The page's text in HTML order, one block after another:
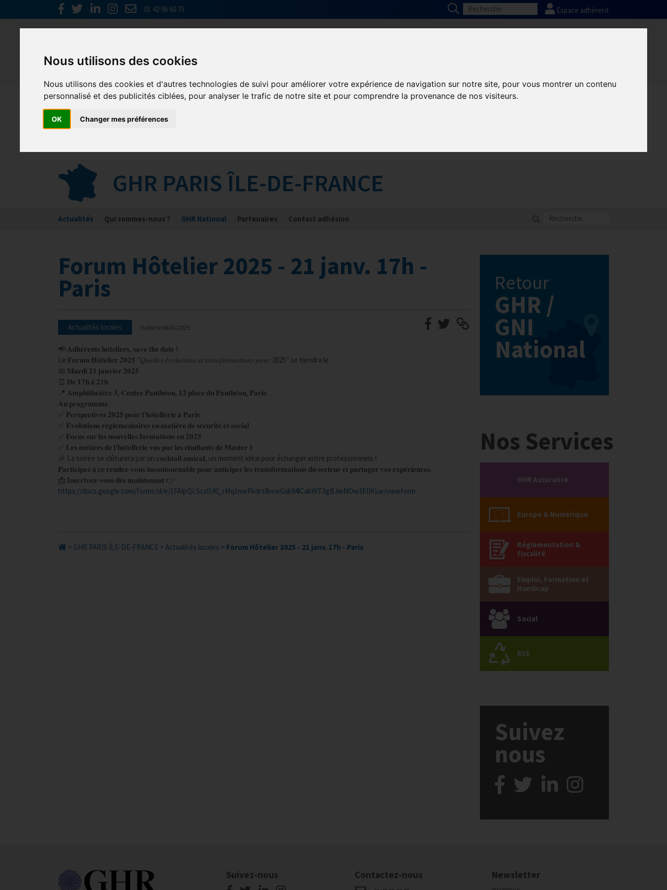
Nous utilisons des cookies
Nous utilisons des cookies et d'autres technologies de suivi pour améliorer votre expérience de navigation sur notre site, pour vous montrer un contenu
personnalisé et des publicités ciblées, pour analyser le trafic de notre site et pour comprendre la provenance de nos visiteurs.
OK Changer mes préférences
01 42 96 60 75 Espace adhérent
GHR PARIS ÎLE-DE-FRANCE
Actualités Qui sommes-nous ? GHR National Partenaires Contact adhésion
Forum Hôtelier 2025 - 21 janv. 17h -
Paris
Actualités locales Publié le 06/01/2025
📢 𝐀𝐝𝐡𝐞́𝐫𝐞𝐧𝐭𝐬 𝐡𝐨̂𝐭𝐞𝐥𝐢𝐞𝐫𝐬, 𝐬𝐚𝐯𝐞 𝐭𝐡𝐞 𝐝𝐚𝐭𝐞 !
Le 𝐅𝐨𝐫𝐮𝐦 𝐇𝐨̂𝐭𝐞𝐥𝐢𝐞𝐫 𝟐𝟎𝟐𝟓 "𝑄𝑢𝑒𝑙𝑙𝑒𝑠 𝑒́𝑣𝑜𝑙𝑢𝑡𝑖𝑜𝑛𝑠 𝑒𝑡 𝑡𝑟𝑎𝑛𝑠𝑓𝑜𝑟𝑚𝑎𝑡𝑖𝑜𝑛𝑠 𝑝𝑜𝑢𝑟 2025" se tiendra le :
📅 𝐌𝐚𝐫𝐝𝐢 𝟐𝟏 𝐣𝐚𝐧𝐯𝐢𝐞𝐫 𝟐𝟎𝟐𝟓
⏰ 𝐃𝐞 𝟏𝟕𝐡 𝐚̀ 𝟐𝟏𝐡
📍 𝐀𝐦𝐩𝐡𝐢𝐭𝐡𝐞́𝐚̂𝐭𝐫𝐞 𝟑, 𝐂𝐞𝐧𝐭𝐫𝐞 𝐏𝐚𝐧𝐭𝐡𝐞́𝐨𝐧, 𝟏𝟐 𝐩𝐥𝐚𝐜𝐞 𝐝𝐮 𝐏𝐚𝐧𝐭𝐡𝐞́𝐨𝐧, 𝐏𝐚𝐫𝐢𝐬
𝐀𝐮 𝐩𝐫𝐨𝐠𝐫𝐚𝐦𝐦𝐞 :
✅ 𝐏𝐞𝐫𝐬𝐩𝐞𝐜𝐭𝐢𝐯𝐞𝐬 𝟐𝟎𝟐𝟓 𝐩𝐨𝐮𝐫 𝐥’𝐡𝐨̂𝐭𝐞𝐥𝐥𝐞𝐫𝐢𝐞 𝐚̀ 𝐏𝐚𝐫𝐢𝐬
✅ 𝐄́𝐯𝐨𝐥𝐮𝐭𝐢𝐨𝐧𝐬 𝐫𝐞̀𝐠𝐥𝐞𝐦𝐞𝐧𝐭𝐚𝐢𝐫𝐞𝐬 𝐞𝐧 𝐦𝐚𝐭𝐢𝐞̀𝐫𝐞 𝐝𝐞 𝐬𝐞́𝐜𝐮𝐫𝐢𝐭𝐞́ 𝐞𝐭 𝐬𝐨𝐜𝐢𝐚𝐥
✅ 𝐅𝐨𝐜𝐮𝐬 𝐬𝐮𝐫 𝐥𝐞𝐬 𝐧𝐨𝐮𝐯𝐞𝐥𝐥𝐞𝐬 𝐟𝐨𝐫𝐦𝐚𝐭𝐢𝐨𝐧𝐬 𝐞𝐧 𝟐𝟎𝟐𝟓
✅ 𝐋𝐞𝐬 𝐦𝐞́𝐭𝐢𝐞𝐫𝐬 𝐝𝐞 𝐥’𝐡𝐨̂𝐭𝐞𝐥𝐥𝐞𝐫𝐢𝐞 𝐯𝐮𝐬 𝐩𝐚𝐫 𝐥𝐞𝐬 𝐞́𝐭𝐮𝐝𝐢𝐚𝐧𝐭𝐬 𝐝𝐞 𝐌𝐚𝐬𝐭𝐞𝐫 𝟏
🎉 La soirée se clôturera par un 𝐜𝐨𝐜𝐤𝐭𝐚𝐢𝐥 𝐚𝐦𝐢𝐜𝐚𝐥, un moment idéal pour échanger entre professionnels !
𝐏𝐚𝐫𝐭𝐢𝐜𝐢𝐩𝐞𝐳 𝐚̀ 𝐜𝐞 𝐫𝐞𝐧𝐝𝐞𝐳-𝐯𝐨𝐮𝐬 𝐢𝐧𝐜𝐨𝐧𝐭𝐨𝐮𝐫𝐧𝐚𝐛𝐥𝐞 𝐩𝐨𝐮𝐫 𝐚𝐧𝐭𝐢𝐜𝐢𝐩𝐞𝐫 𝐥𝐞𝐬 𝐭𝐫𝐚𝐧𝐬𝐟𝐨𝐫𝐦𝐚𝐭𝐢𝐨𝐧𝐬 𝐝𝐮 𝐬𝐞𝐜𝐭𝐞𝐮𝐫 𝐞𝐭 𝐩𝐚𝐫𝐭𝐚𝐠𝐞𝐫 𝐯𝐨𝐬 𝐞𝐱𝐩𝐞́𝐫𝐢𝐞𝐧𝐜𝐞𝐬.
https://docs.google.com/forms/d/e/1FAIpQLScslSKl_rMq1mePkdrs8vrwGak94iCabWT3gBJwNOw3EIIKLw/viewform
> GHR PARIS ÎLE-DE-FRANCE > Actualités locales > Forum Hôtelier 2025 - 21 janv. 17h - Paris
Retour
GHR /
GNI
National
Nos Services
GHR Assurance
Europe & Numérique
Réglementation &
fiscalité
Emploi, Formation et
Handicap
Social
RSE
Suivez
nous
Suivez-nous Contactez-nous Newsletter